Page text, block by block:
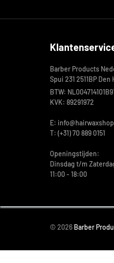
Barber Products
Spui 231 2511BP Den
BTW:
KVK: 89291972
E:
T: (+31) 70 889 0151
Openingstijden:
Dinsdag t/m
11:00 - 18:00
© 2026 Barber